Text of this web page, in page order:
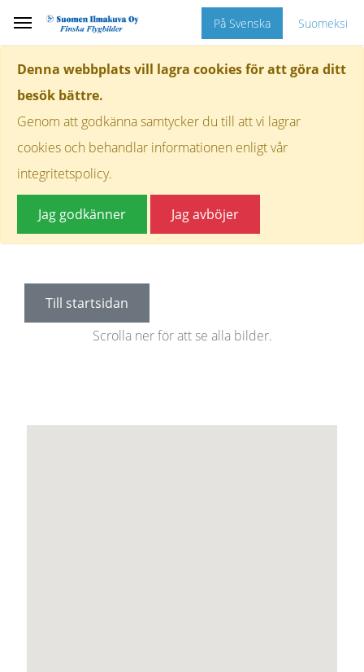
Denna webbplats vill lagra cookies för att göra ditt
besök bättre.
Genom att godkänna samtycker du till att vi lagrar
cookies och behandlar informationen enligt vår
integritetspolicy.
Jag godkänner Jag avböjer
På Svenska Suomeksi
Till startsidan
Scrolla ner för att se alla bilder.